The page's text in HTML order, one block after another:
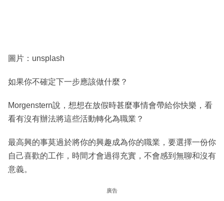
圖片：unsplash
如果你不確定下一步應該做什麼？
Morgenstern說，想想在放假時甚麼事情會帶給你快樂，看
看有沒有辦法將這些活動轉化為職業？
最高興的事莫過於將你的興趣成為你的職業，要選擇一份你
自己喜歡的工作，時間才會過得充實，不會感到無聊和沒有
意義。
廣告